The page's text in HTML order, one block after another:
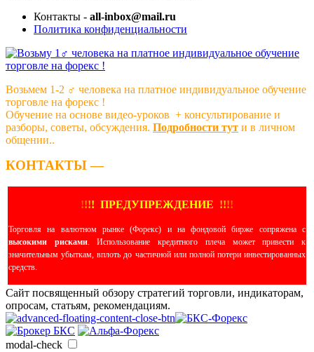
Контакты - all-inbox@mail.ru
Политика конфиденциальности
Возьмем 1-2 ‍♂️ человека на платное индивидуальное обучение
торговле на форекс !
Обучение на основе видео-уроков ️ + консультирование и
разборы, советы, обсуждения. Подробности тут и в личном
общении..
КОНТАКТЫ —
!!!! ПРЕДУПРЕЖДЕНИЕ !!!!
Торговля на валютном рынке (Форекс) и на фондовой бирже сопряжена с
высокими рисками. Использование кредитного плеча может привести к
значительным убыткам, вплоть до частичной или полной потери инвестированных
средств.
Сайт посвященный обзору стратегий торговли, индикаторам,
опросам, статьям, рекомендациям.
modal-check